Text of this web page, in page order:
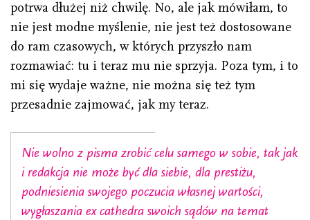
potrwa dłużej niż chwilę. No, ale jak mówiłam, to
nie jest modne myślenie, nie jest też dostosowane
do ram czasowych, w których przyszło nam
rozmawiać: tu i teraz mu nie sprzyja. Poza tym, i to
mi się wydaje ważne, nie można się też tym
przesadnie zajmować, jak my teraz.
Nie wolno z pisma zrobić celu samego w sobie, tak jak
i redakcja nie może być dla siebie, dla prestiżu,
podniesienia swojego poczucia własnej wartości,
wygłaszania ex cathedra swoich sądów na temat